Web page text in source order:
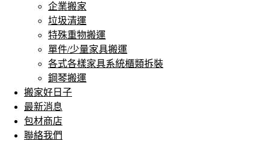
企業搬家
垃圾清運
特殊重物搬運
單件/少量家具搬運
各式各樣家具系統櫃類拆裝
鋼琴搬運
搬家好日子
最新消息
包材商店
聯絡我們